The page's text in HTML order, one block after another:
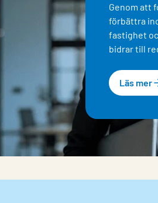
Genom att
förbättra
fastighet
bidrar till
Läs mer